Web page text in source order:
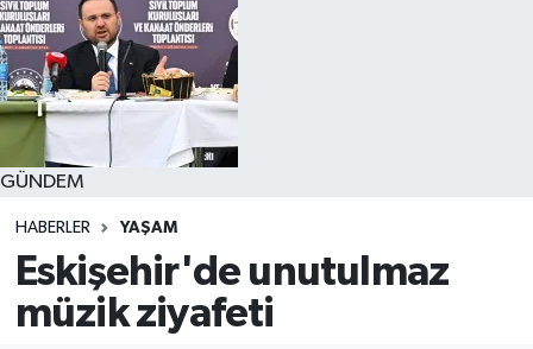
GÜNDEM
HABERLER YAŞAM
Eskişehir'de unutulmaz
müzik ziyafeti